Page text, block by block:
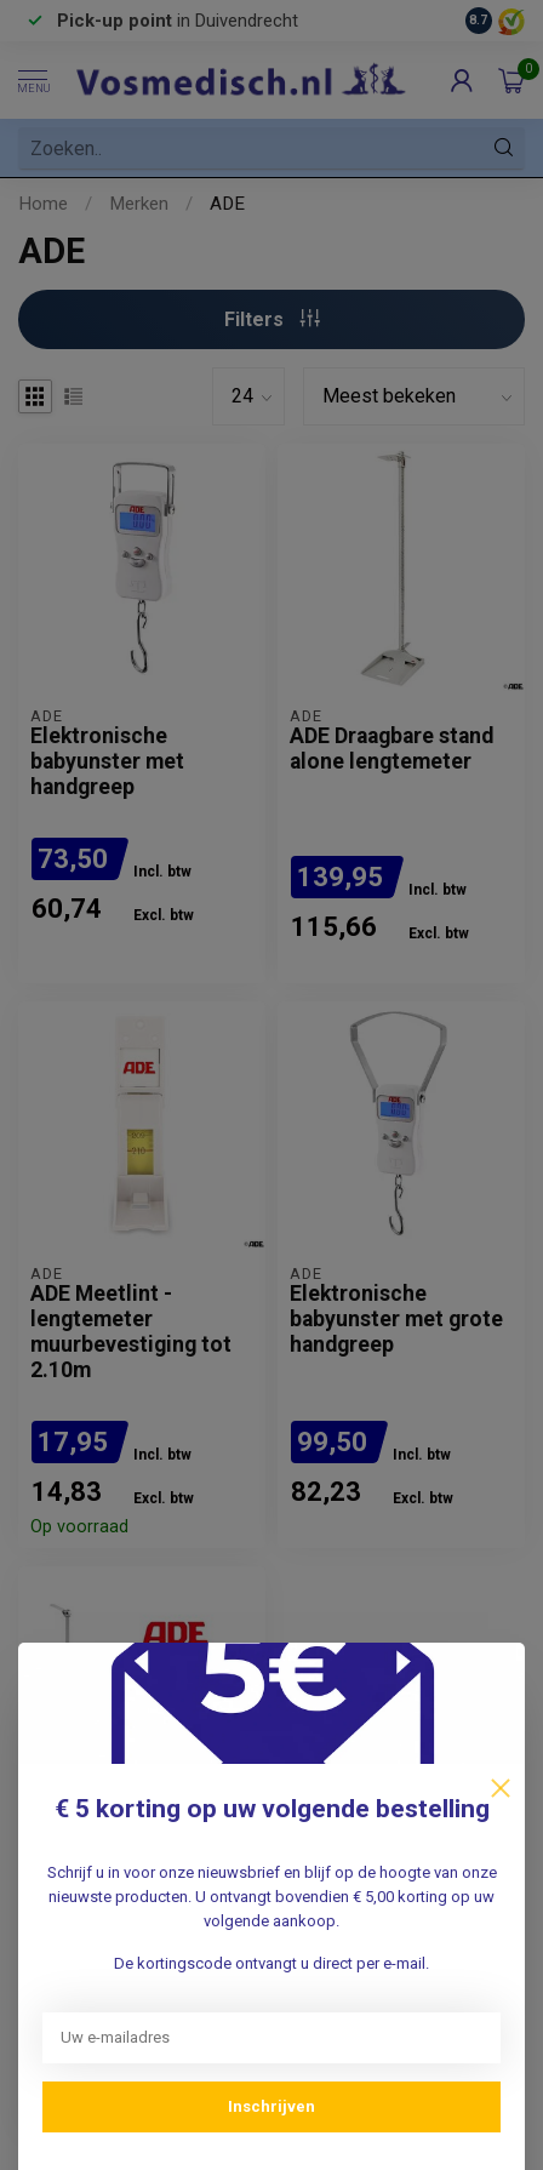
Pick-up point in Duivendrecht 8.7
MENU
0
Home / Merken / ADE
ADE
Filters
ADE
Elektronische
babyunster met
handgreep
73,50 Incl. btw
60,74 Excl. btw
ADE
ADE Draagbare stand
alone lengtemeter
139,95 Incl. btw
115,66 Excl. btw
ADE
ADE Meetlint -
lengtemeter
muurbevestiging tot
2.10m
17,95 Incl. btw
14,83 Excl. btw
Op voorraad
ADE
Elektronische
babyunster met grote
handgreep
99,50 Incl. btw
82,23 Excl. btw
lengtemeter – voor
wand- en
weegschaalmontage –
60 tot 210 cm
99,95 Incl. btw
82,60
€ 5 korting op uw volgende bestelling
Schrijf u in voor onze nieuwsbrief en blijf op de hoogte van onze
nieuwste producten. U ontvangt bovendien € 5,00 korting op uw
volgende aankoop.
De kortingscode ontvangt u direct per e-mail.
Inschrijven